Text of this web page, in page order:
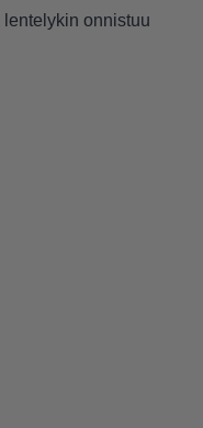
lentelykin onnistuu